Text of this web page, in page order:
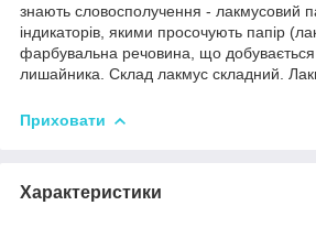
знають словосполучення - лакмусовий
індикаторів, якими просочують папір (
фарбувальна речовина, що добувається
лишайника. Склад лакмус складний.
Приховати
Характеристики